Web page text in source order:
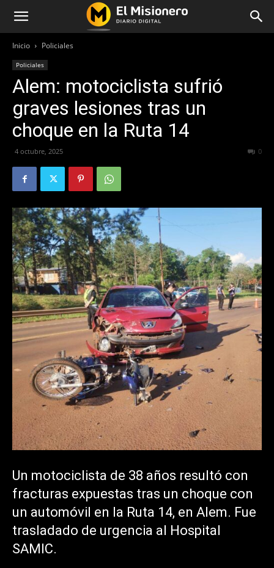
Inicio Policiales
Policiales
Alem: motociclista sufrió
graves lesiones tras un
choque en la Ruta 14
4 octubre, 2025 0
Un motociclista de 38 años resultó con
fracturas expuestas tras un choque con
un automóvil en la Ruta 14, en Alem. Fue
trasladado de urgencia al Hospital
SAMIC.